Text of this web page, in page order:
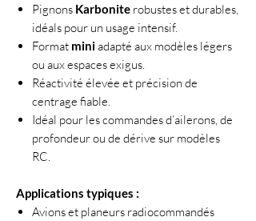
Pignons Karbonite robustes et durables,
idéals pour un usage intensif.
Format miniadapté aux modèles légers
ou aux espaces exigus.
Réactivité élevée et précision de
centrage fiable.
Idéal pour les commandes d’ailerons, de
profondeur ou de dérive sur modèles
RC.
Applications typiques :
Avions et planeurs radiocommandés